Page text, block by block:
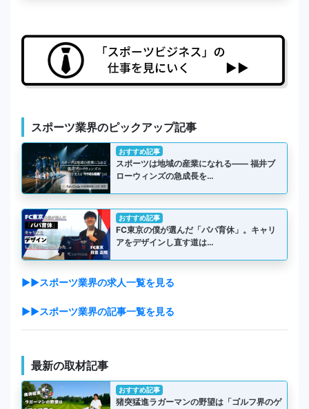
スポーツ業界のピックアップ記事
おすすめ記事
スポーツは地域の産業になれる―― 福井ブ
ローウィンズの急成長を…
おすすめ記事
FC東京の僕が選んだ「パパ育休」。キャリ
アをデザインし直す道は…
▶▶スポーツ業界の求人一覧を見る
▶▶スポーツ業界の記事一覧を見る
最新の取材記事
おすすめ記事
猪突猛進ラガーマンの野望は「ゴルフ界のゲ